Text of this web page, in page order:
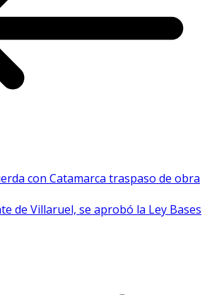
con Catamarca traspaso de obra
de Villaruel, se aprobó la Ley Bases